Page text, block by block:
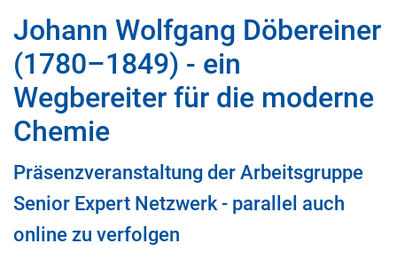
Johann Wolfgang Döbereiner
(1780–1849) - ein
Wegbereiter für die moderne
Chemie
Präsenzveranstaltung der Arbeitsgruppe
Senior Expert Netzwerk - parallel auch
online zu verfolgen